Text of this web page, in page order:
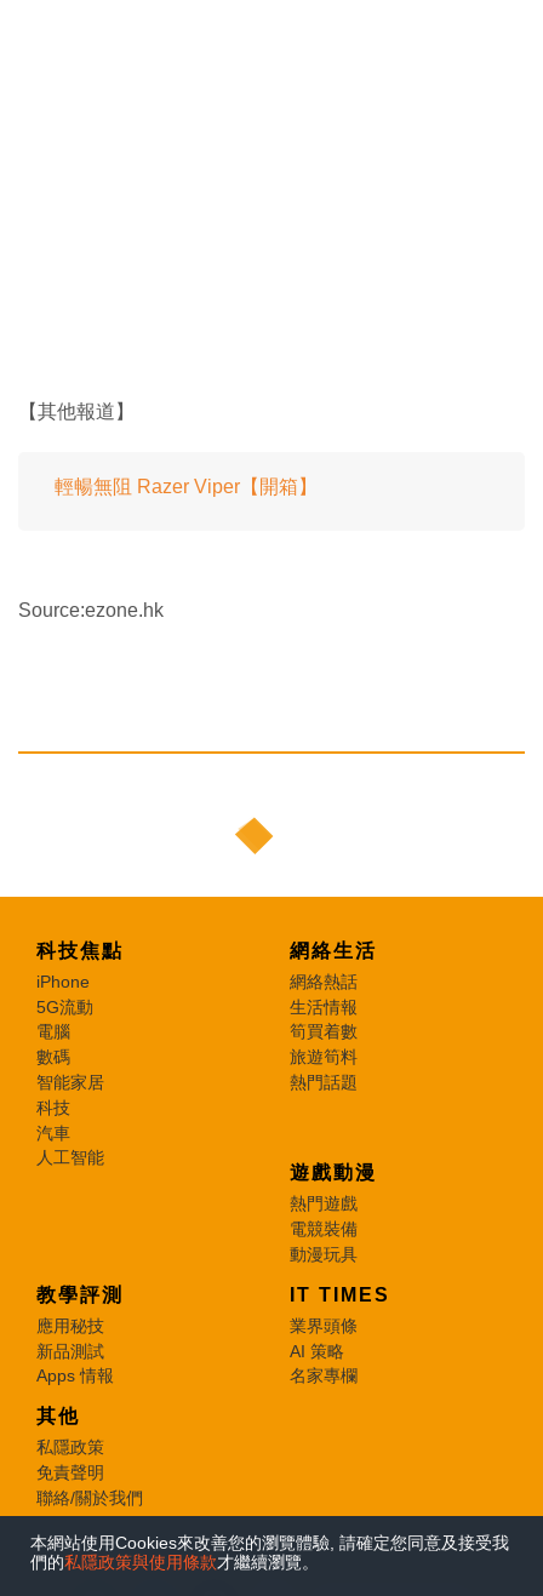
本網站使用Cookies來改善您的瀏覽體驗, 請確定您同意及接受我
們的私隱政策與使用條款才繼續瀏覽。
【其他報道】
輕暢無阻 Razer Viper【開箱】
Source:ezone.hk
科技焦點
iPhone
5G流動
電腦
數碼
智能家居
科技
汽車
人工智能
網絡生活
網絡熱話
生活情報
筍買着數
旅遊筍料
熱門話題
遊戲動漫
熱門遊戲
電競裝備
動漫玩具
教學評測
應用秘技
新品測試
Apps 情報
IT TIMES
業界頭條
AI 策略
名家專欄
其他
私隱政策
免責聲明
聯絡/關於我們
© 2026 e-zone. All Rights Reserved.